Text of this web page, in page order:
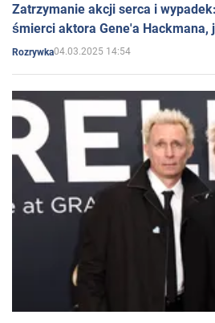
Zatrzymanie akcji serca i
śmierci aktora Gene'a Hackmana,
Rozrywka04.03.2025 14:54